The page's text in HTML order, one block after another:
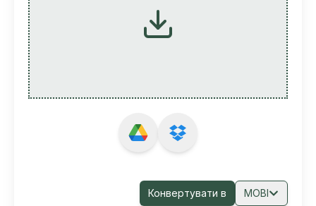
Конвертувати в MOBI